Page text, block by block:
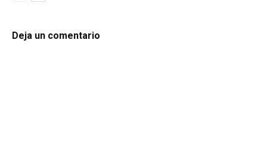
Deja un comentario